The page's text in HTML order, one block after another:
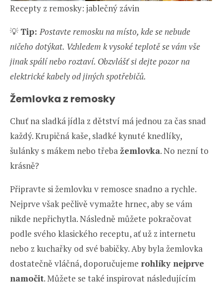
Recepty z remosky: jablečný závin
💡 Tip:Postavte remosku na místo, kde se nebude
ničeho dotýkat. Vzhledem k vysoké teplotě se vám vše
jinak spálí nebo roztaví. Obzvlášť si dejte pozor na
elektrické kabely od jiných spotřebičů.
Žemlovka z remosky
Chuť na sladká jídla z dětství má jednou za čas snad
každý. Krupičná kaše, sladké kynuté knedlíky,
šulánky s mákem nebo třebažemlovka. No nezní to
krásně?
Připravte si žemlovku v remosce snadno a rychle.
Nejprve však pečlivě vymažte hrnec, aby se vám
nikde nepřichytla. Následně můžete pokračovat
podle svého klasického receptu, ať už z internetu
nebo z kuchařky od své babičky. Aby byla žemlovka
dostatečně vláčná, doporučujeme rohlíky nejprve
namočit. Můžete se také inspirovat následujícím